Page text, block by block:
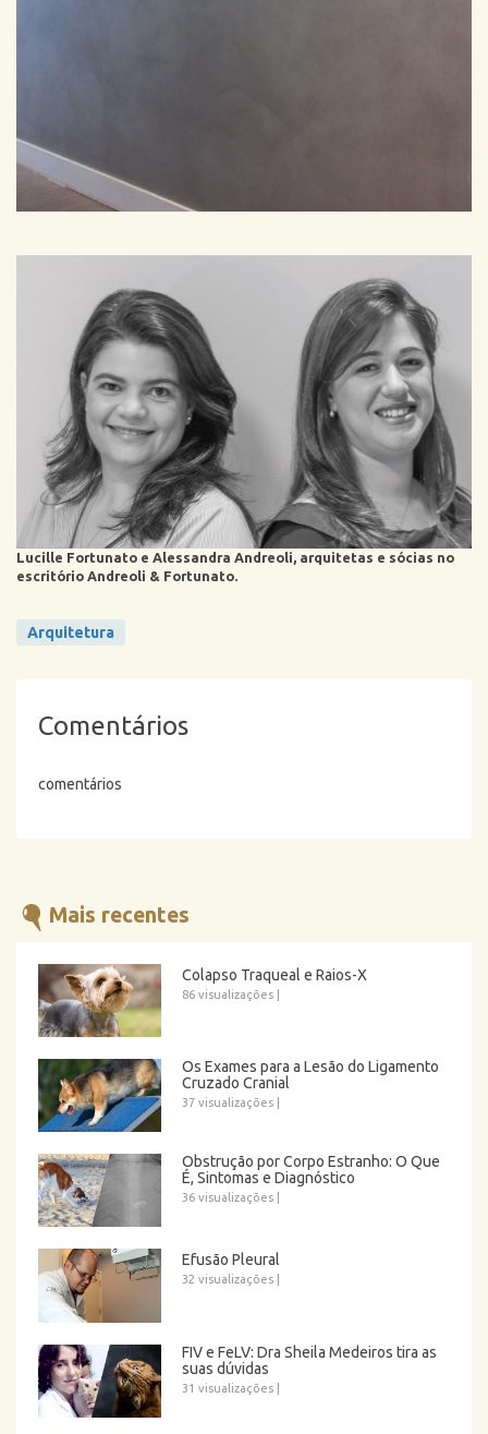
Lucille Fortunato e Alessandra Andreoli, arquitetas e sócias no
escritório Andreoli & Fortunato.
Arquitetura
Comentários
comentários
Mais recentes
Colapso Traqueal e Raios-X
86 visualizações
Os Exames para a Lesão do Ligamento
Cruzado Cranial
37 visualizações
Obstrução por Corpo Estranho: O Que
É, Sintomas e Diagnóstico
36 visualizações
Efusão Pleural
32 visualizações
FIV e FeLV: Dra Sheila Medeiros tira as
suas dúvidas
31 visualizações